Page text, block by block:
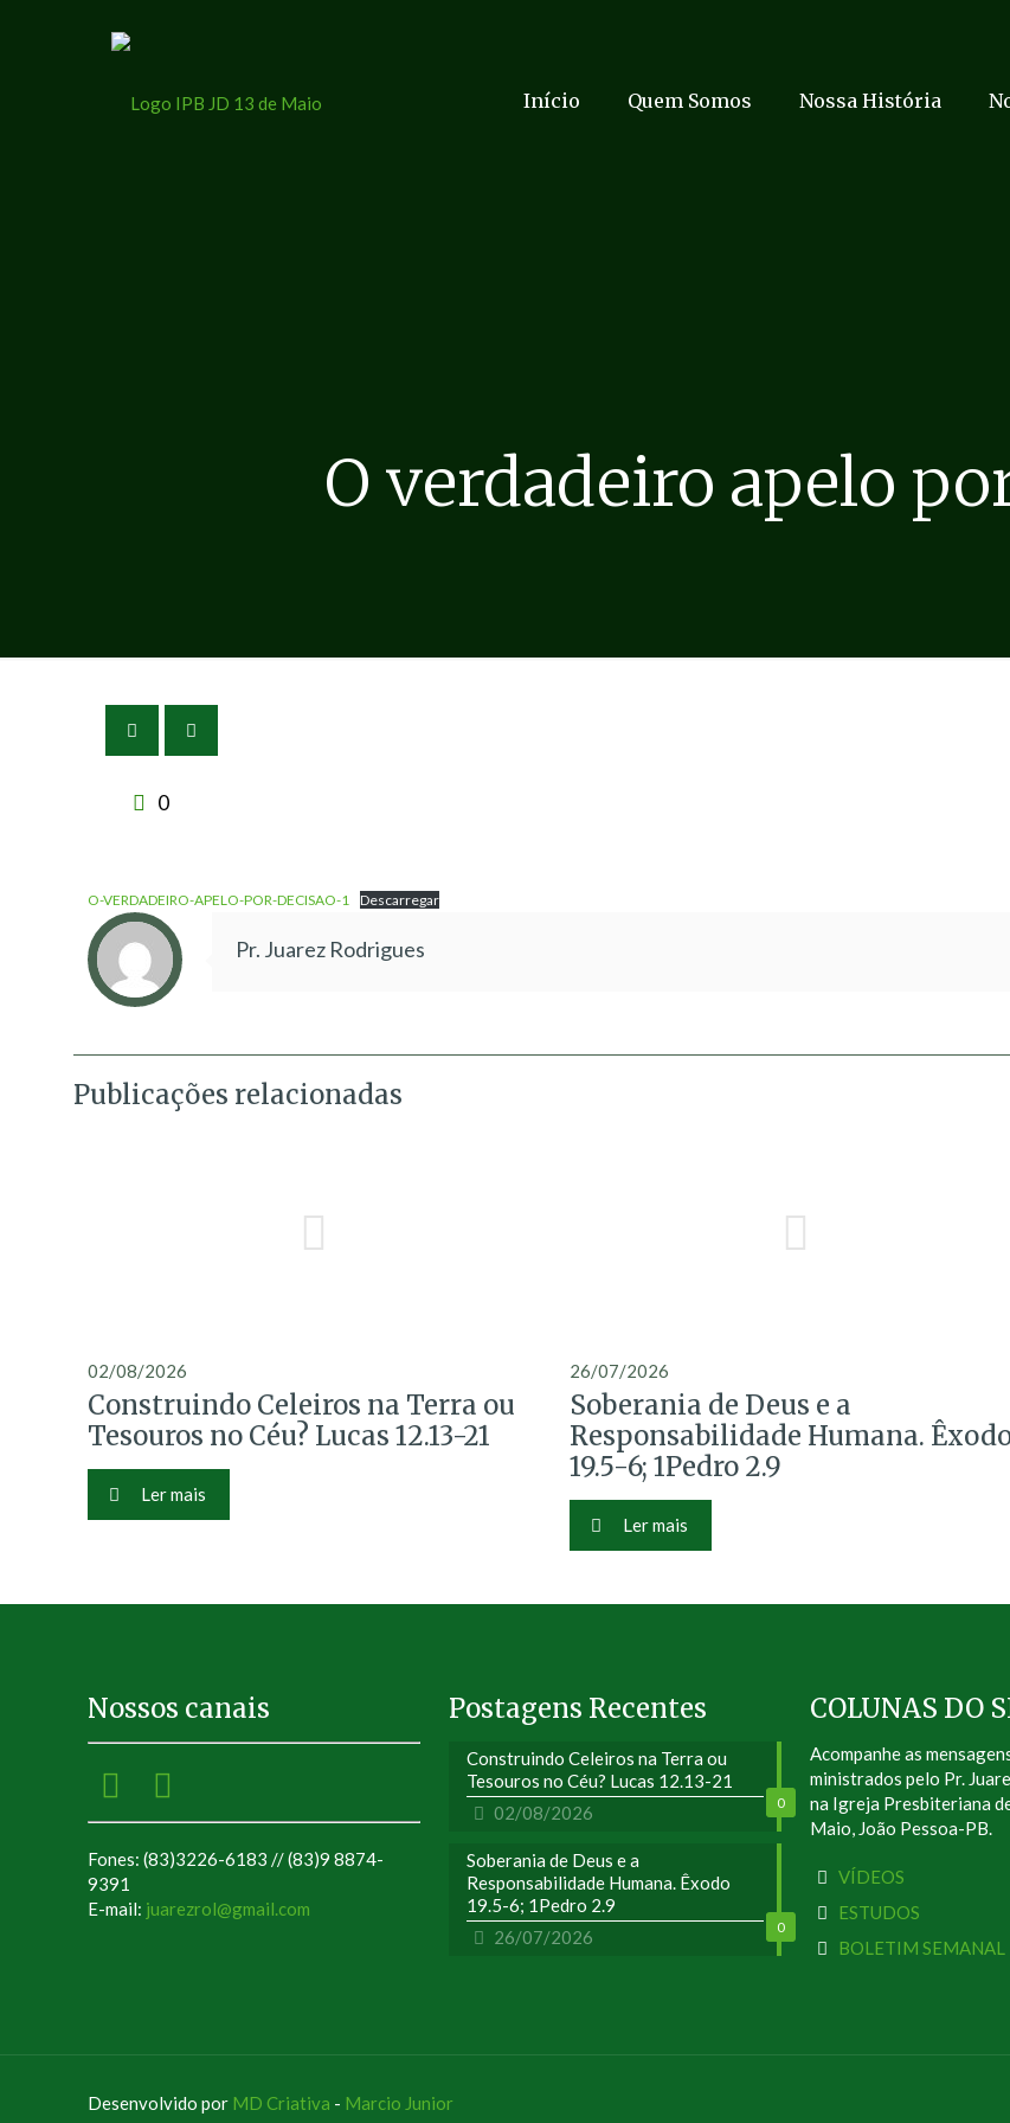
Início Quem Somos Nossa História
O verdadeiro apelo
0
O-VERDADEIRO-APELO-POR-DECISAO-1 Descarregar
Pr. Juarez Rodrigues
Publicações relacionadas
02/08/2026
Construindo Celeiros na Terra ou
Tesouros no Céu? Lucas 12.13-21
Ler mais
26/07/2026
Soberania de Deus e a
Responsabilidade Humana.
19.5-6; 1Pedro 2.9
Ler mais
Nossos canais
Fones: (83)3226-6183 // (83)9 8874-
9391
E-mail: juarezrol@gmail.com
Postagens Recentes
0
Construindo Celeiros na Terra ou
Tesouros no Céu? Lucas 12.13-21
02/08/2026
0
Soberania de Deus e a
Responsabilidade Humana. Êxodo
19.5-6; 1Pedro 2.9
26/07/2026
COLUNAS DO
Acompanhe as
ministrados pelo Pr.
na Igreja Presbiteriana
Maio, João Pessoa-PB.
VÍDEOS
ESTUDOS
BOLETIM SEMANAL
Desenvolvido por MD Criativa - Marcio Junior